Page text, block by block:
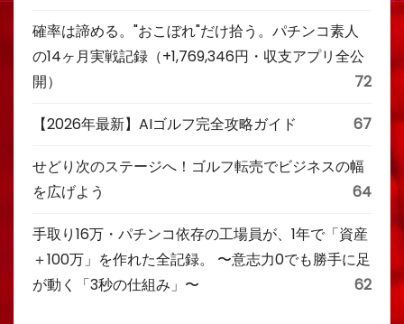
確率は諦める。"おこぼれ"だけ拾う。パチンコ素人
の14ヶ月実戦記録（+1,769,346円・収支アプリ全公
開）
72
【2026年最新】AIゴルフ完全攻略ガイド 67
せどり次のステージへ！ゴルフ転売でビジネスの幅
を広げよう
64
手取り16万・パチンコ依存の工場員が、1年で「資産
＋100万」を作れた全記録。 〜意志力0でも勝手に足
が動く「3秒の仕組み」〜
62